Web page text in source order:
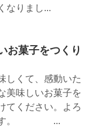
なりまし...
お菓子をつくり
しくて、感動いた
美味しいお菓子を
てください。よろ
ます。 ...